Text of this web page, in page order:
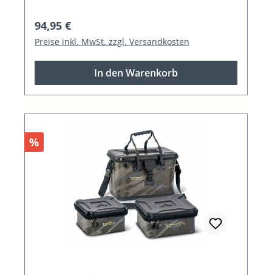
Regulärer Preis:
94,95 €
Preise inkl. MwSt. zzgl. Versandkosten
In den Warenkorb
Rabatt
%